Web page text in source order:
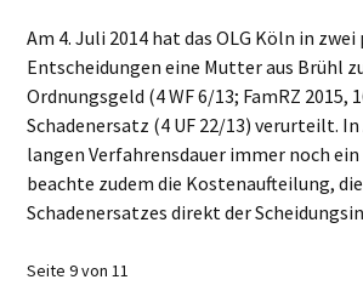
Am 4. Juli 2014 hat das OLG Köln in
Entscheidungen eine Mutter aus Brühl
Ordnungsgeld (4 WF 6/13; FamRZ 2015,
Schadenersatz (4 UF 22/13) verurteilt.
langen Verfahrensdauer immer noch
beachte zudem die Kostenaufteilung,
Schadenersatzes direkt der
Seite 9 von 11